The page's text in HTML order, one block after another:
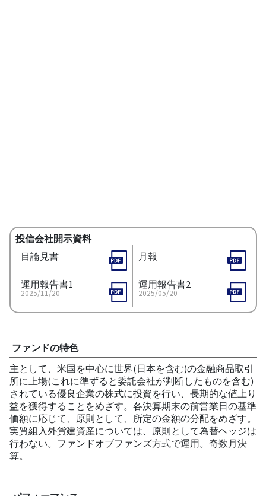
投信会社開示資料
目論見書
月報
運用報告書1
2025/11/20
運用報告書2
2025/05/20
ファンドの特色
主として、米国を中心に世界(日本を含む)の金融商品取引
所に上場(これに準ずると委託会社が判断したものを含む)
されている優良企業の株式に投資を行い、長期的な値上り
益を獲得することをめざす。各決算期末の前営業日の基準
価額に応じて、原則として、所定の金額の分配をめざす。
実質組入外貨建資産については、原則として為替ヘッジは
行わない。ファンドオブファンズ方式で運用。奇数月決
算。